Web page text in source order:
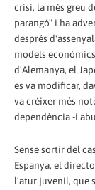
crisi, la més greu
parangó" i ha
després
models
d'Alemanya, el
es va modificar,
va créixer més
dependència -i
Sense sortir del
Espanya, el
l'atur juvenil, que